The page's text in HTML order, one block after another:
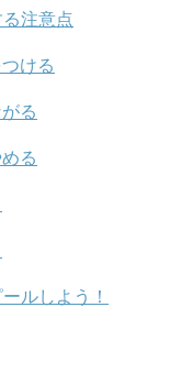
注意点
ける
る
る
ルしよう！